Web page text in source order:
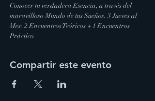
Conocer tu verdadera Esencia, a través del
maravilloso Mundo de tus Sueños. 3 Jueves al
Mes: 2 Encuentros Teóricos + 1 Encuentros
Práctico.
Compartir este evento